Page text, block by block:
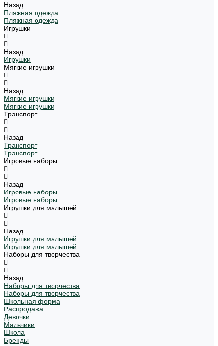
Назад
Пляжная одежда
Пляжная одежда
Игрушки
Назад
Игрушки
Мягкие игрушки
Назад
Мягкие игрушки
Мягкие игрушки
Транспорт
Назад
Транспорт
Транспорт
Игровые наборы
Назад
Игровые наборы
Игровые наборы
Игрушки для малышей
Назад
Игрушки для малышей
Игрушки для малышей
Наборы для творчества
Назад
Наборы для творчества
Наборы для творчества
Школьная форма
Распродажа
Девочки
Мальчики
Школа
Бренды